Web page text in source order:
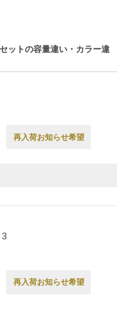
ットの容量違い・カラー違
再入荷お知らせ希望
3
再入荷お知らせ希望